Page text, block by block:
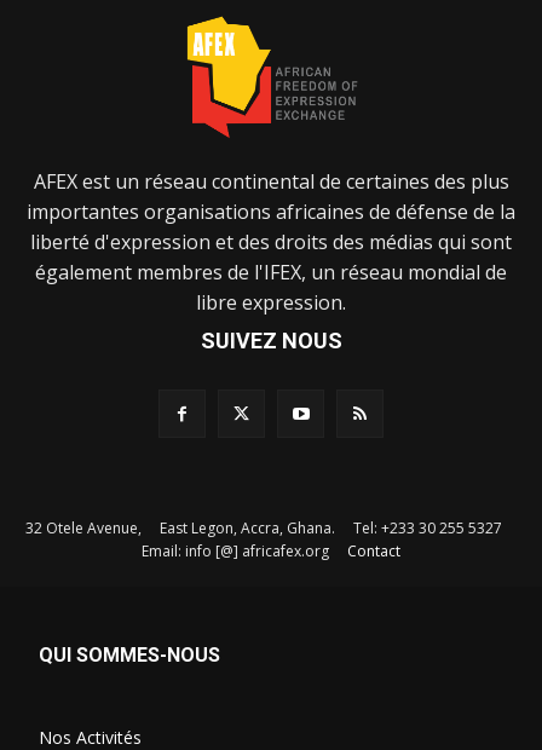
AFEX est un réseau continental de certaines des plus
importantes organisations africaines de défense de la
liberté d'expression et des droits des médias qui sont
également membres de l'IFEX, un réseau mondial de
libre expression.
SUIVEZ NOUS
32 Otele Avenue, East Legon, Accra, Ghana. Tel: +233 30 255 5327
Email: info [@] africafex.org Contact
QUI SOMMES-NOUS
Nos Activités